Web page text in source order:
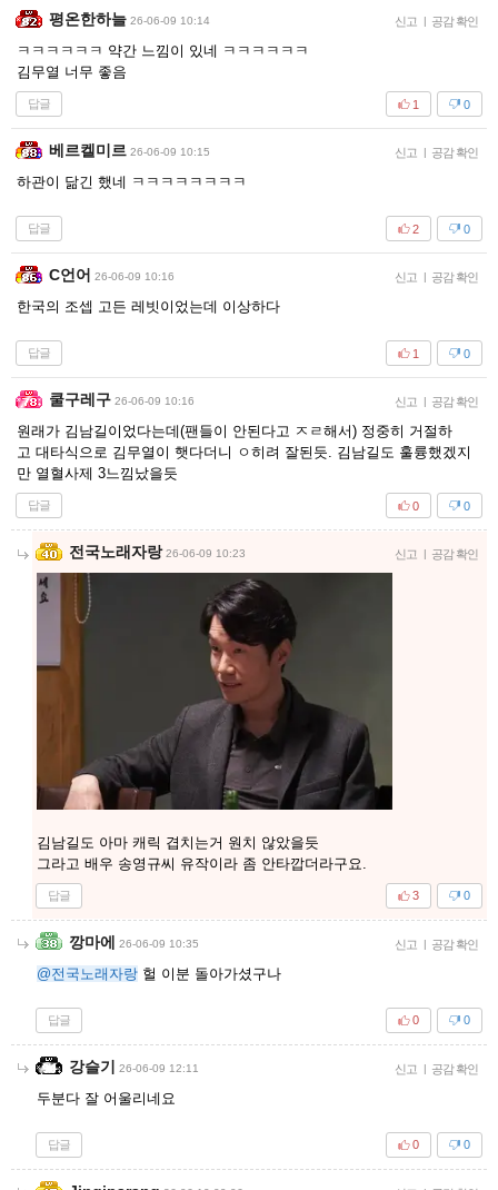
평온한하늘 26-06-09 10:14 신고 | 공감 확인
ㅋㅋㅋㅋㅋㅋ 약간 느낌이 있네 ㅋㅋㅋㅋㅋㅋ
김무열 너무 좋음
답글 0
1
베르켈미르 26-06-09 10:15 신고 | 공감 확인
하관이 닮긴 했네 ㅋㅋㅋㅋㅋㅋㅋㅋ
답글 0
2
C언어 26-06-09 10:16 신고 | 공감 확인
한국의 조셉 고든 레빗이었는데 이상하다
답글 0
1
쿨구레구 26-06-09 10:16 신고 | 공감 확인
원래가 김남길이었다는데(팬들이 안된다고 ㅈㄹ해서) 정중히 거절하
고 대타식으로 김무열이 햇다더니 ㅇ히려 잘된듯. 김남길도 훌륭했겠지
만 열혈사제 3느낌났을듯
답글 0
0
전국노래자랑 26-06-09 10:23 신고 | 공감 확인
김남길도 아마 캐릭 겹치는거 원치 않았을듯
그라고 배우 송영규씨 유작이라 좀 안타깝더라구요.
답글 0
3
깡마에 26-06-09 10:35 신고 | 공감 확인
@전국노래자랑 헐 이분 돌아가셨구나
답글 0
0
강슬기 26-06-09 12:11 신고 | 공감 확인
두분다 잘 어울리네요
답글 0
0